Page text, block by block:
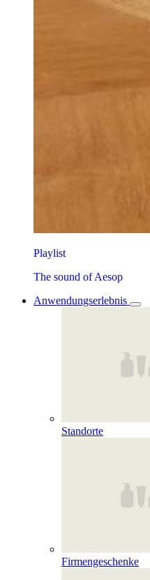
Playlist
The sound of Aesop
Anwendungserlebnis
Standorte
Firmengeschenke